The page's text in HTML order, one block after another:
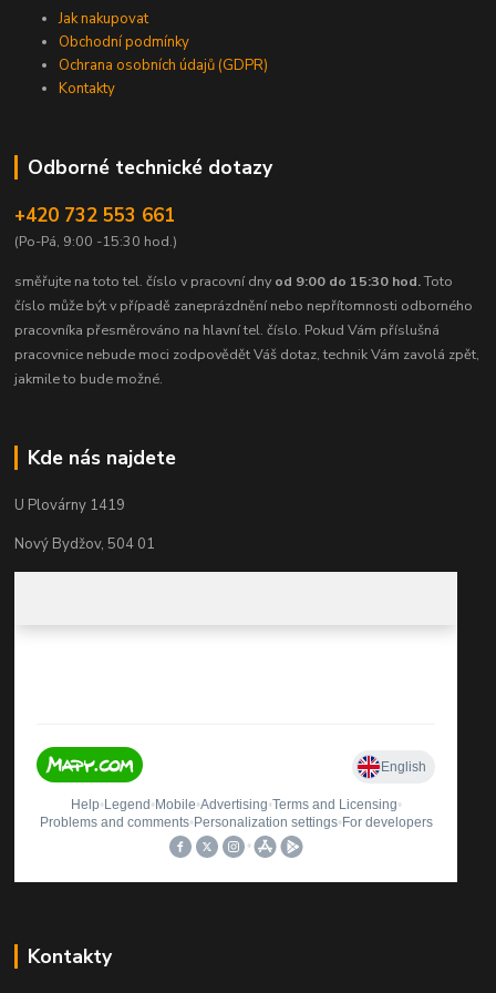
Jak nakupovat
Obchodní podmínky
Ochrana osobních údajů (GDPR)
Kontakty
Odborné technické dotazy
+420 732 553 661
(Po-Pá, 9:00 -15:30 hod.)
směřujte na toto tel. číslo v pracovní dny od 9:00 do 15:30 hod.Toto
číslo může být v případě zaneprázdnění nebo nepřítomnosti odborného
pracovníka přesměrováno na hlavní tel. číslo. Pokud Vám příslušná
pracovnice nebude moci zodpovědět Váš dotaz, technik Vám zavolá zpět,
jakmile to bude možné.
Kde nás najdete
U Plovárny 1419
Nový Bydžov, 504 01
Kontakty